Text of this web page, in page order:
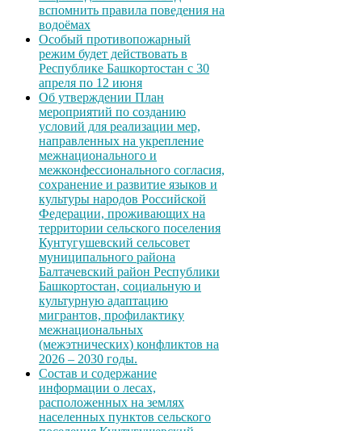
вспомнить правила поведения на
водоёмах
Особый противопожарный
режим будет действовать в
Республике Башкортостан с 30
апреля по 12 июня
Об утверждении План
мероприятий по созданию
условий для реализации мер,
направленных на укрепление
межнационального и
межконфессионального согласия,
сохранение и развитие языков и
культуры народов Российской
Федерации, проживающих на
территории сельского поселения
Кунтугушевский сельсовет
муниципального района
Балтачевский район Республики
Башкортостан, социальную и
культурную адаптацию
мигрантов, профилактику
межнациональных
(межэтнических) конфликтов на
2026 – 2030 годы.
Состав и содержание
информации о лесах,
расположенных на землях
населенных пунктов сельского